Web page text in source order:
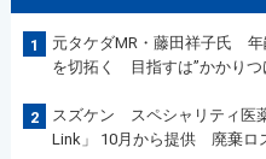
1
元タケダMR・藤田祥子氏 年
を切拓く 目指すは”かかりつ
2
スズケン スペシャリティ医
Link」 10月から提供 廃棄ロ